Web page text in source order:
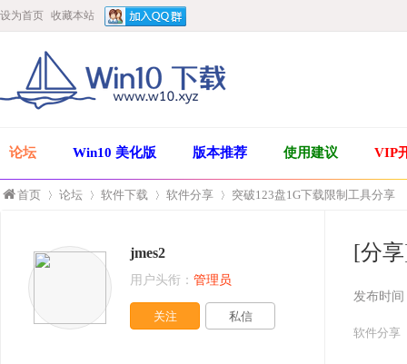
设为首页 收藏本站
论坛 Win10 美化版 版本推荐 使用建议 VIP
首页
»
论坛 软件下载
›
软件分享
›
突破123盘1G下载限制工具分享
[分
发布时间
软件分享
jmes2
用户头衔： 管理员
关注 私信